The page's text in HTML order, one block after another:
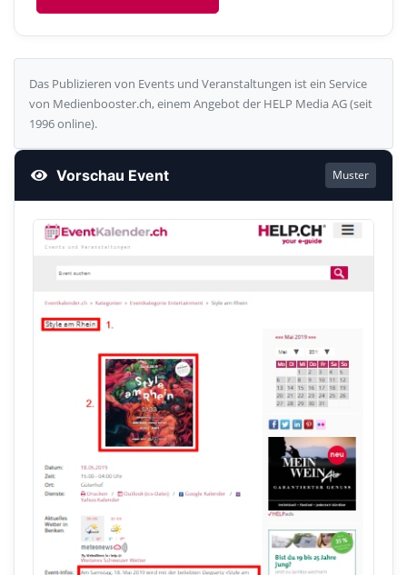
Das Publizieren von Events und Veranstaltungen ist ein Service
von Medienbooster.ch, einem Angebot der HELP Media AG (seit
1996 online).
Vorschau Event Muster